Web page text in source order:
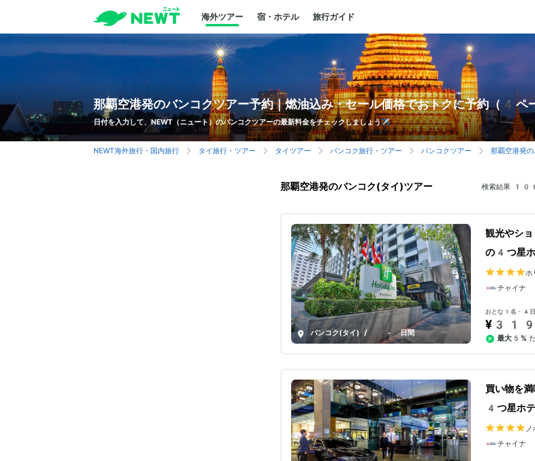
海外ツアー 宿・ホテル 旅行ガイド
那覇空港発のバンコクツアー予約｜燃油込み・セール価格でおトクに予約（4ペ
日付を入力して、NEWT（ニュート）のバンコクツアーの最新料金をチェックしましょう✈️
NEWT海外旅行・国内旅行 タイ旅行・ツアー タイツアー バンコク旅行・ツアー バンコクツアー 那覇空港発
那覇空港発のバンコク(タイ)ツアー 検索結果
バンコク(タイ) / 4-8日間
観光やシ
の4つ星ホ
チャイナ
おとな1名・4日
最大5%
買い物を
4つ星ホ
チャイナ